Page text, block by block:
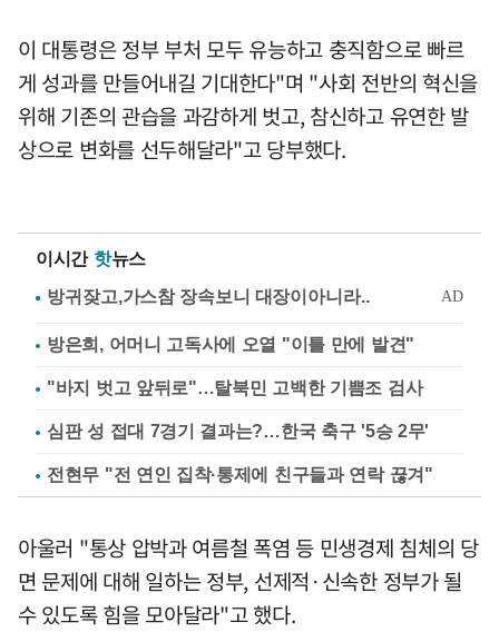
이 대통령은 정부 부처 모두 유능하고 충직함으로 빠르
게 성과를 만들어내길 기대한다"며 "사회 전반의 혁신을
위해 기존의 관습을 과감하게 벗고, 참신하고 유연한 발
상으로 변화를 선두해달라"고 당부했다.
이시간 핫뉴스
방은희, 어머니 고독사에 오열 "이틀 만에 발견"
"바지 벗고 앞뒤로"…탈북민 고백한 기쁨조 검사
심판 성 접대 7경기 결과는?…한국 축구 '5승 2무'
전현무 "전 연인 집착·통제에 친구들과 연락 끊겨"
아울러 "통상 압박과 여름철 폭염 등 민생경제 침체의 당
면 문제에 대해 일하는 정부, 선제적·신속한 정부가 될
수 있도록 힘을 모아달라"고 했다.